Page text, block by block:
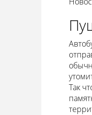
Так